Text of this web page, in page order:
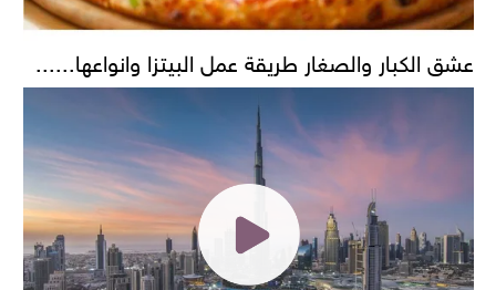
عشق الكبار والصغار طريقة عمل البيتزا وانواعها......